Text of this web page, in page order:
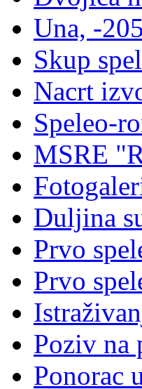
Una, -
Skup
Nacrt
Speleo-
MSRE
Duljina
Prvo
Prvo
Poziv na
Ponorac